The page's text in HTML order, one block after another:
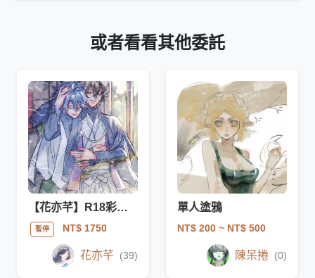
或者看看其他委託
【花亦芊】R18彩色水彩氣氛插畫 單人雙人
暫停 NT$ 1750
花亦芊 (39)
單人塗鴉
NT$ 200 ~ NT$ 500
陳呆捲 (0)